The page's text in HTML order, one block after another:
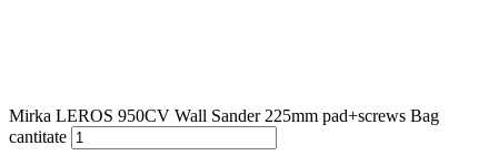
Mirka LEROS 950CV Wall Sander 225mm pad+screws Bag
cantitate